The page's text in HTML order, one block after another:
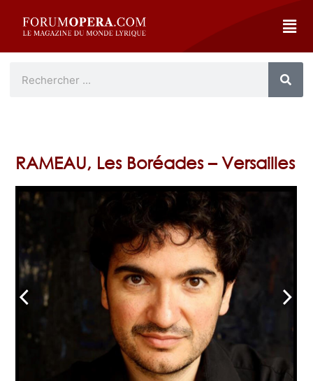
RAMEAU, Les Boréades – Versailles
arrow_back_ios arrow_forward_ios